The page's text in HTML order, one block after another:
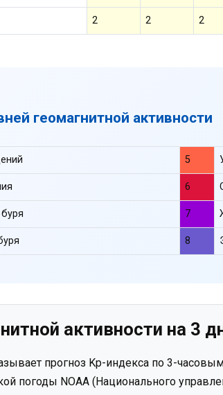
2 2 2
геомагнитной активности
5
6
7
8
активности на 3
прогноз Kp-индекса по 3-
погоды NOAA (Национального